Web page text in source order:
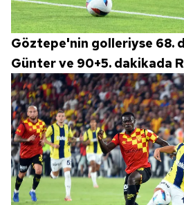
Göztepe'nin golleriyse 68.
Günter ve 90+5. dakikada